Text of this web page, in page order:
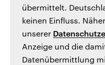
übermittelt.
keinen Einfluss.
unserer
Anzeige und die
Datenübermittlung